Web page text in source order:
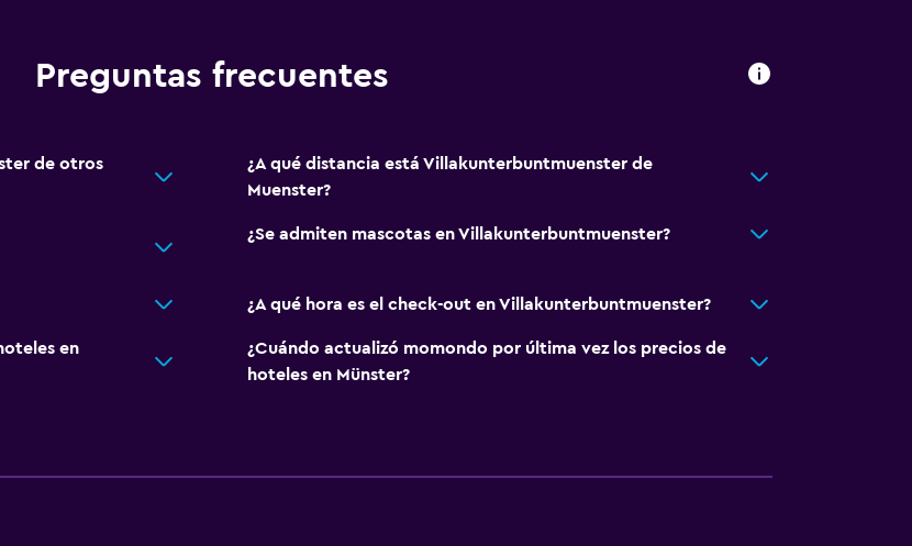
Preguntas frecuentes
de otros
¿A qué distancia está Villakunterbuntmuenster de
Muenster?
¿Se admiten mascotas en Villakunterbuntmuenster?
¿A qué hora es el check-out en Villakunterbuntmuenster?
en
¿Cuándo actualizó momondo por última vez los precios de
hoteles en Münster?